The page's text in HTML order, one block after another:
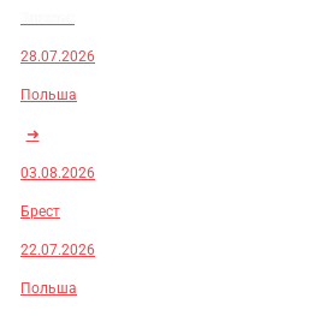
28.07.2026
Польша
➜
03.08.2026
Брест
22.07.2026
Польша